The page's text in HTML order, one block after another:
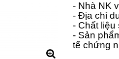
- Nhà NK
- Địa chỉ
- Chất
- Sản
tế chứng